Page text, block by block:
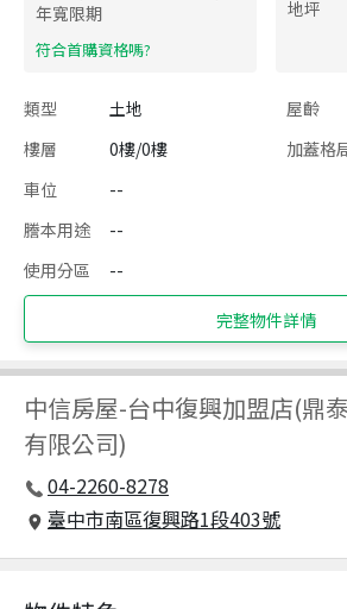
年寬限期
​符合首購資格嗎?
地坪
類型 土地 屋齡
樓層
0樓/0樓 加蓋格
車位
--
謄本用途
--
使用分區
--
完整物件詳情
中信房屋-台中復興加盟店(鼎
有限公司)
04-2260-8278
臺中市南區復興路1段403號